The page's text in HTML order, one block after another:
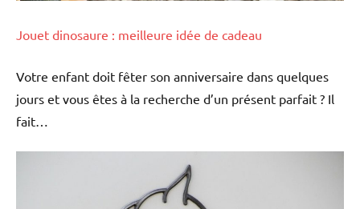
Jouet dinosaure : meilleure idée de cadeau
Votre enfant doit fêter son anniversaire dans quelques
jours et vous êtes à la recherche d’un présent parfait ? Il
fait…